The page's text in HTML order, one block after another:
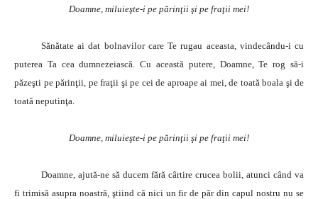
Doamne, miluieşte-i pe părinţii şi pe fraţii mei!
Sănătate ai dat bolnavilor care Te rugau aceasta, vindecându-i cu
puterea Ta cea dumnezeiască. Cu această putere, Doamne, Te rog să-i
păzeşti pe părinţii, pe fraţii şi pe cei de aproape ai mei, de toată boala şi de
toată neputinţa.
Doamne, miluieşte-i pe părinţii şi pe fraţii mei!
Doamne, ajută-ne să ducem fără cârtire crucea bolii, atunci când va
fi trimisă asupra noastră, ştiind că nici un fir de păr din capul nostru nu se